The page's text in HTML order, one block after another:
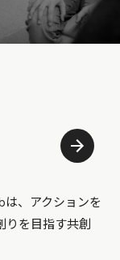
、アクションを
を目指す共創